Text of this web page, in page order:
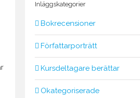
Inläggskategorier
Bokrecensioner
Författarporträtt
Kursdeltagare berättar
Okategoriserade